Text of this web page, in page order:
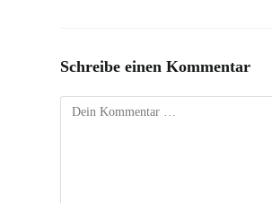
Schreibe einen Kommentar
Kommentar